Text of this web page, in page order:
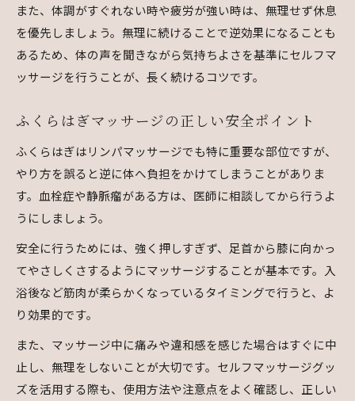
また、体調がすぐれない時や疲労が強い時は、無理せず休息
を優先しましょう。無理に続けることで逆効果になることも
あるため、体の声を聞きながら気持ちよさを基準にセルフマ
ッサージを行うことが、長く続けるコツです。
ふくらはぎマッサージの正しい安全ポイント
ふくらはぎはリンパマッサージでも特に重要な部位ですが、
やり方を誤ると逆に体へ負担をかけてしまうことがありま
す。血栓症や静脈瘤がある方は、医師に相談してから行うよ
うにしましょう。
安全に行うためには、強く押しすぎず、足首から膝に向かっ
てやさしくさするようにマッサージすることが基本です。入
浴後など筋肉が柔らかくなっているタイミングで行うと、よ
り効果的です。
また、マッサージ中に痛みや違和感を感じた場合はすぐに中
止し、無理をしないことが大切です。セルフマッサージグッ
ズを活用する際も、使用方法や注意点をよく確認し、正しい